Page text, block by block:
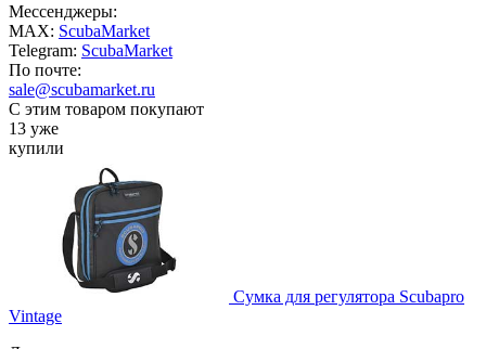
Мессенджеры:
MAX: ScubaMarket
Telegram: ScubaMarket
По почте:
sale@scubamarket.ru
С этим товаром покупают
13 уже
купили
Сумка для регулятора Scubapro
Vintage